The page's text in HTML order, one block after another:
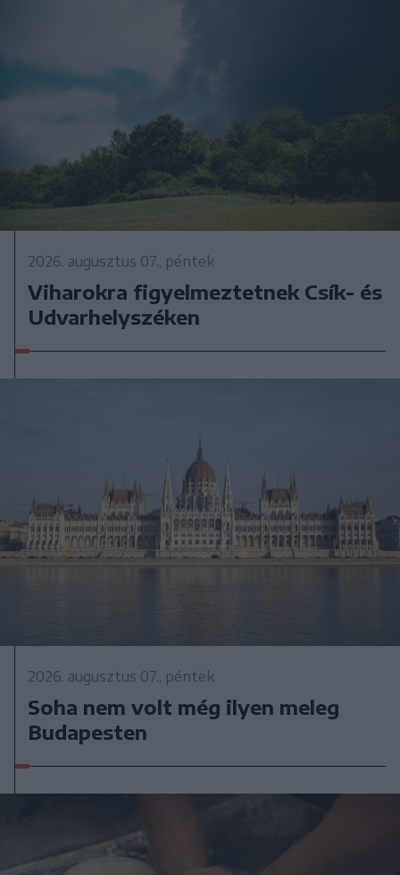
2026. augusztus 07., péntek
Viharokra figyelmeztetnek Csík- és
Udvarhelyszéken
2026. augusztus 07., péntek
Soha nem volt még ilyen meleg
Budapesten